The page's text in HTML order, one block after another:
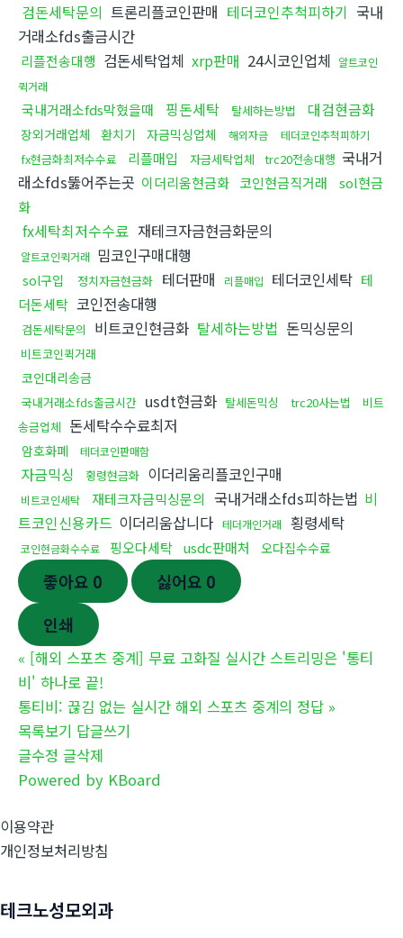
검돈세탁문의 트론리플코인판매 테더코인추척피하기 국내
거래소fds출금시간
리플전송대행 검돈세탁업체 xrp판매 24시코인업체 알트코인
퀵거래
국내거래소fds막혔을때 핑돈세탁 탈세하는방법 대검현금화
장외거래업체 환치기 자금믹싱업체 해외자금 테더코인추척피하기
fx현금화최저수수료 리플매입 자금세탁업체 trc20전송대행 국내거
래소fds뚫어주는곳 이더리움현금화 코인현금직거래
sol현금
화
fx세탁최저수수료 재테크자금현금화문의
알트코인퀵거래 밈코인구매대행
sol구입 정치자금현금화 테더판매 리플매입 테더코인세탁 테
더돈세탁 코인전송대행
검돈세탁문의 비트코인현금화 탈세하는방법 돈믹싱문의
비트코인퀵거래
코인대리송금
국내거래소fds출금시간 usdt현금화 탈세돈믹싱 trc20사는법
비트
송금업체 돈세탁수수료최저
암호화폐 테더코인판매함
자금믹싱 횡령현금화 이더리움리플코인구매
비트코인세탁 재테크자금믹싱문의 국내거래소fds피하는법 비
트코인신용카드 이더리움삽니다 테더개인거래 횡령세탁
코인현금화수수료 핑오다세탁 usdc판매처 오다집수수료
좋아요 0 싫어요 0
인쇄
« [해외 스포츠 중계] 무료 고화질 실시간 스트리밍은 '통티
비' 하나로 끝!
통티비: 끊김 없는 실시간 해외 스포츠 중계의 정답 »
목록보기 답글쓰기
글수정 글삭제
Powered by KBoard
이용약관
개인정보처리방침
테크노성모외과